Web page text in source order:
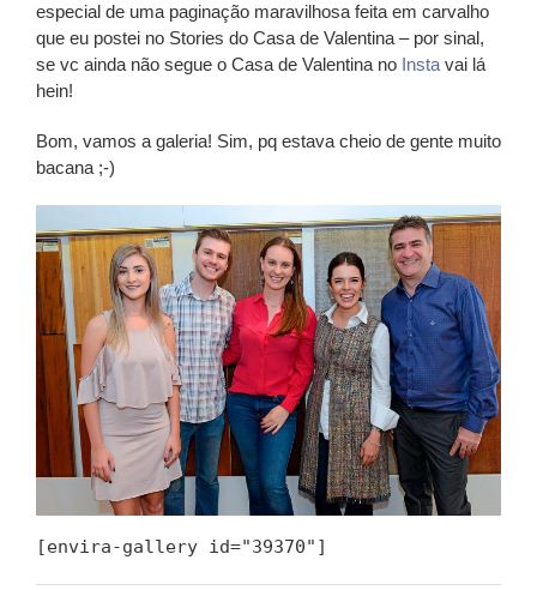
especial de uma paginação maravilhosa feita em carvalho
que eu postei no Stories do Casa de Valentina – por sinal,
se vc ainda não segue o Casa de Valentina no Insta vai lá
hein!
Bom, vamos a galeria! Sim, pq estava cheio de gente muito
bacana ;-)
[envira-gallery id="39370"]